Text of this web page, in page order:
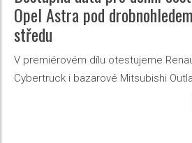
Opel Astra pod
středu
V premiérovém dílu otestujeme
Cybertruck i bazarové Mitsubishi